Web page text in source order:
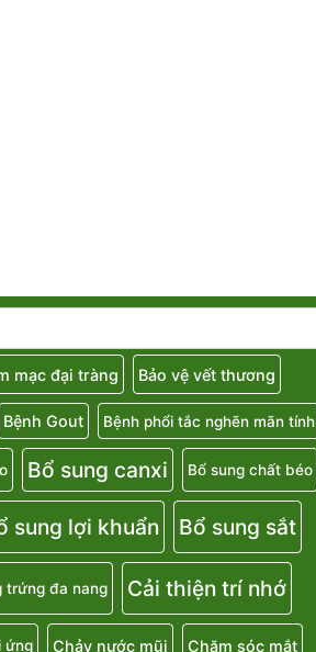
mạc đại tràng Bảo vệ vết thương
Bệnh Gout Bệnh phổi tắc nghẽn mãn tính
Bổ sung canxi Bổ sung chất béo
sung lợi khuẩn Bổ sung sắt
trứng đa nang Cải thiện trí nhớ
ứng Chảy nước mũi Chăm sóc mắt